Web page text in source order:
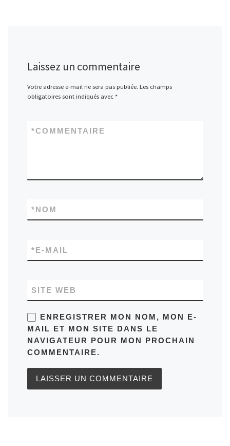
Laissez un commentaire
Votre adresse e-mail ne sera pas publiée. Les champs
obligatoires sont indiqués avec *
COMMENTAIRE
*
NOM
*
E-MAIL
*
SITE WEB
ENREGISTRER MON NOM, MON E-
MAIL ET MON SITE DANS LE
NAVIGATEUR POUR MON PROCHAIN
COMMENTAIRE.